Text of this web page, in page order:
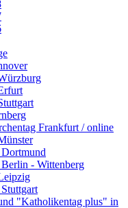
Frankfurt / online
- Wittenberg
"Katholikentag plus" in